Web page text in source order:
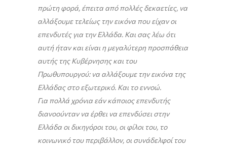
πρώτη φορά, έπειτα από πολλές δεκαετίες, να
αλλάξουμε τελείως την εικόνα που είχαν οι
επενδυτές για την Ελλάδα. Και σας λέω ότι
αυτή ήταν και είναι η μεγαλύτερη προσπάθεια
αυτής της Κυβέρνησης και του
Πρωθυπουργού: να αλλάξουμε την εικόνα της
Ελλάδας στο εξωτερικό. Και το εννοώ.
Για πολλά χρόνια εάν κάποιος επενδυτής
διανοούνταν να έρθει να επενδύσει στην
Ελλάδα οι δικηγόροι του, οι φίλοι του, το
κοινωνικό του περιβάλλον, οι συνάδελφοί του